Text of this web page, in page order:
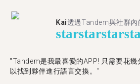
Kai透過Tandem與社群內
starstarstar
"Tandem是我最喜愛的APP! 只需要花
以找到夥伴進行語言交換。"